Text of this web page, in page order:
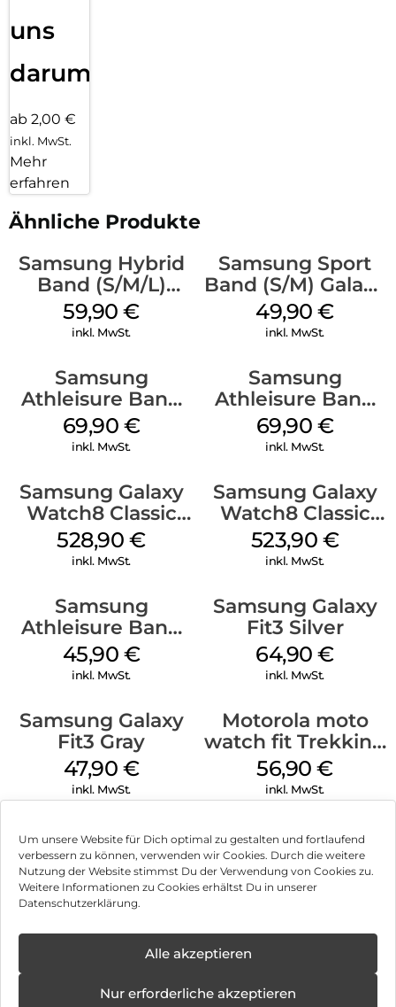
Um unsere Website für Dich optimal zu gestalten und fortlaufend
verbessern zu können, verwenden wir Cookies. Durch die weitere
Nutzung der Website stimmst Du der Verwendung von Cookies zu.
Weitere Informationen zu Cookies erhältst Du in unserer
Datenschutzerklärung.
Alle akzeptieren
Nur erforderliche akzeptieren
uns
darum!
ab 2,00 €
inkl. MwSt.
Mehr
erfahren
Ähnliche Produkte
Samsung Hybrid
Band (S/M/L)
Galaxy
Watch8/Watch8
59,90€
inkl. MwSt.
Samsung Sport
Band (S/M) Galaxy
Watch8/Watch8
Classic Graphite
49,90€
inkl. MwSt.
Samsung
Athleisure Band
(M/L) Galaxy
Watch8/Watch8
69,90 €
inkl. MwSt.
Samsung
Athleisure Band
(S/M) Galaxy
Watch8/Watch8
69,90 €
inkl. MwSt.
Samsung Galaxy
Watch8 Classic
Black
528,90€
inkl. MwSt.
Samsung Galaxy
Watch8 Classic
White
523,90 €
inkl. MwSt.
Samsung
Athleisure Band
S/M Galaxy
Watch7 Cream
45,90 €
inkl. MwSt.
Samsung Galaxy
Fit3 Silver
64,90€
inkl. MwSt.
Samsung Galaxy
Fit3 Gray
47,90 €
inkl. MwSt.
Motorola moto
watch fit Trekking
Green
56,90€
inkl. MwSt.
Impressum
Öffnungstage